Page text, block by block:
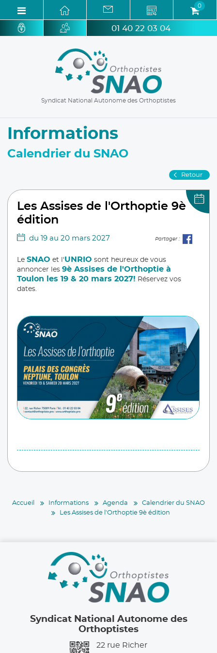
Syndicat National Autonome des Orthoptistes
0
01 40 22 03 04
Informations
Calendrier du SNAO
Retour
Les Assises de l'Orthoptie 9è
édition
du 19 au 20 mars 2027 Partager :
Le SNAO et l'UNRIO sont heureux de vous
annoncer les 9è Assises de l'Orthoptie à
Toulon les 19 & 20 mars 2027! Réservez vos
dates.
Accueil Informations Agenda
Calendrier du SNAO
Les Assises de l'Orthoptie 9è édition
Syndicat National Autonome des
Orthoptistes
22 rue Richer